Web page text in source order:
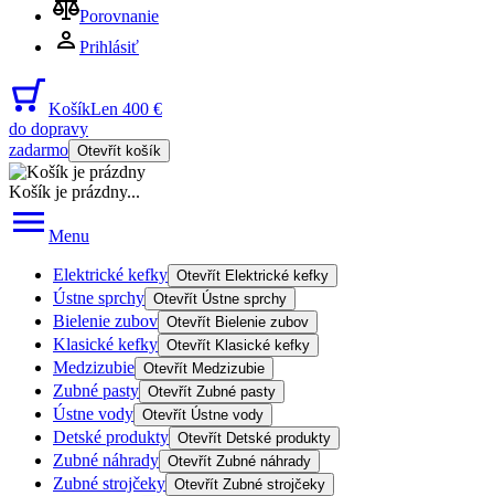
Porovnanie
Prihlásiť
KošíkLen 400 €
do dopravy
zadarmo Otevřít košík
Košík je prázdny...
Menu
Elektrické kefky Otevřít Elektrické kefky
Ústne sprchy Otevřít Ústne sprchy
Bielenie zubov Otevřít Bielenie zubov
Klasické kefky Otevřít Klasické kefky
Medzizubie Otevřít Medzizubie
Zubné pasty Otevřít Zubné pasty
Ústne vody Otevřít Ústne vody
Detské produkty Otevřít Detské produkty
Zubné náhrady Otevřít Zubné náhrady
Zubné strojčeky Otevřít Zubné strojčeky